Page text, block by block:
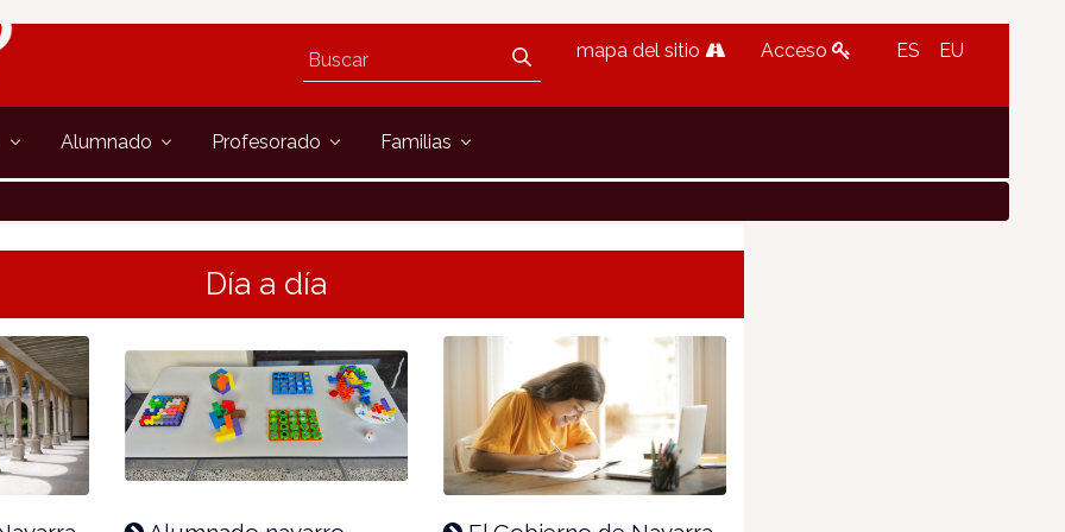
mapa del sitio Acceso ES EU
Alumnado Profesorado Familias
Día a día